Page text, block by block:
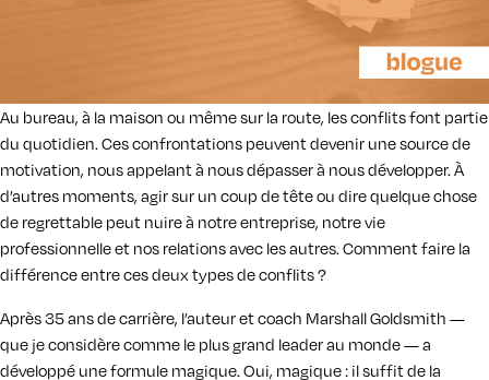
Au bureau, à la maison ou même sur la route, les conflits font partie
du quotidien. Ces confrontations peuvent devenir une source de
motivation, nous appelant à nous dépasser à nous développer. À
d’autres moments, agir sur un coup de tête ou dire quelque chose
de regrettable peut nuire à notre entreprise, notre vie
professionnelle et nos relations avec les autres. Comment faire la
différence entre ces deux types de conflits ?
Après 35 ans de carrière, l’auteur et coach Marshall Goldsmith —
que je considère comme le plus grand leader au monde — a
développé une formule magique. Oui, magique : il suffit de la